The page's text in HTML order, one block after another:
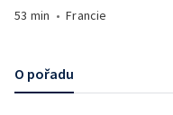
53 min •Francie
O pořadu